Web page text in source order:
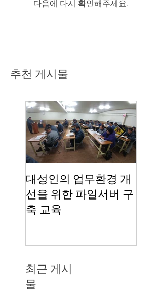
다음에 다시 확인해주세요.
추천 게시물
대성인의 업무환경 개
선을 위한 파일서버 구
축 교육
최근 게시
물